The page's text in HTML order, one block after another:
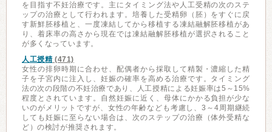
を目指す不妊治療です。主にタイミング法や人工受精の次のステ
ップの治療として行われます。培養した受精卵（胚）をすぐに戻
す新鮮胚移植と、一度凍結してから移植する凍結融解胚移植があ
り、着床率の高さから現在では凍結融解胚移植が選択されること
が多くなっています。
人工授精(471)
女性の排卵時期に合わせ、配偶者から採取して精製・濃縮した精
子を子宮内に注入し、妊娠の確率を高める治療です。タイミング
法の次の段階の不妊治療であり、人工授精による妊娠率は5～15%
程度とされています。自然妊娠に近く、母体にかかる負担が少な
いのがメリットですが、女性の年齢なども考慮し、3～4周期継続
しても妊娠に至らない場合は、次のステップの治療（体外受精な
ど）の検討が推奨されます。